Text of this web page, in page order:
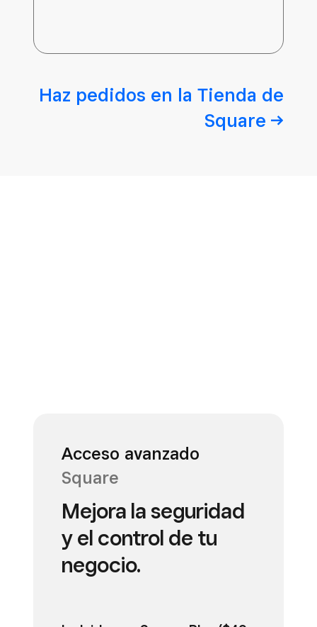
Haz pedidos en la Tienda de
Square
Acceso avanzado
Square
Mejora la seguridad
y el control de tu
negocio.